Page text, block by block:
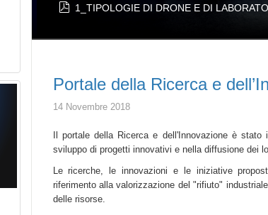
pdf1_TIPOLOGIE DI DRONE E DI
Portale della Ricerca e
14 Novembre 2018
Il portale della Ricerca e dell'Innovazione è
sviluppo di progetti innovativi e nella diffusione dei
Le ricerche, le innovazioni e le iniziative
riferimento alla valorizzazione del "rifiuto"
delle risorse.